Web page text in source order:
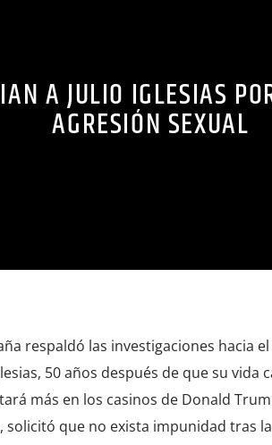
A JULIO IGLESIAS
AGRESIÓN SEXUAL
respaldó las investigaciones hacia
50 años después de que su vida
más en los casinos de Donald
solicitó que no exista impunidad tras